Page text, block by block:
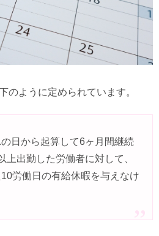
のように定められています。
日から起算して6ヶ月間継続
上出勤した労働者に対して、
労働日の有給休暇を与えなけ